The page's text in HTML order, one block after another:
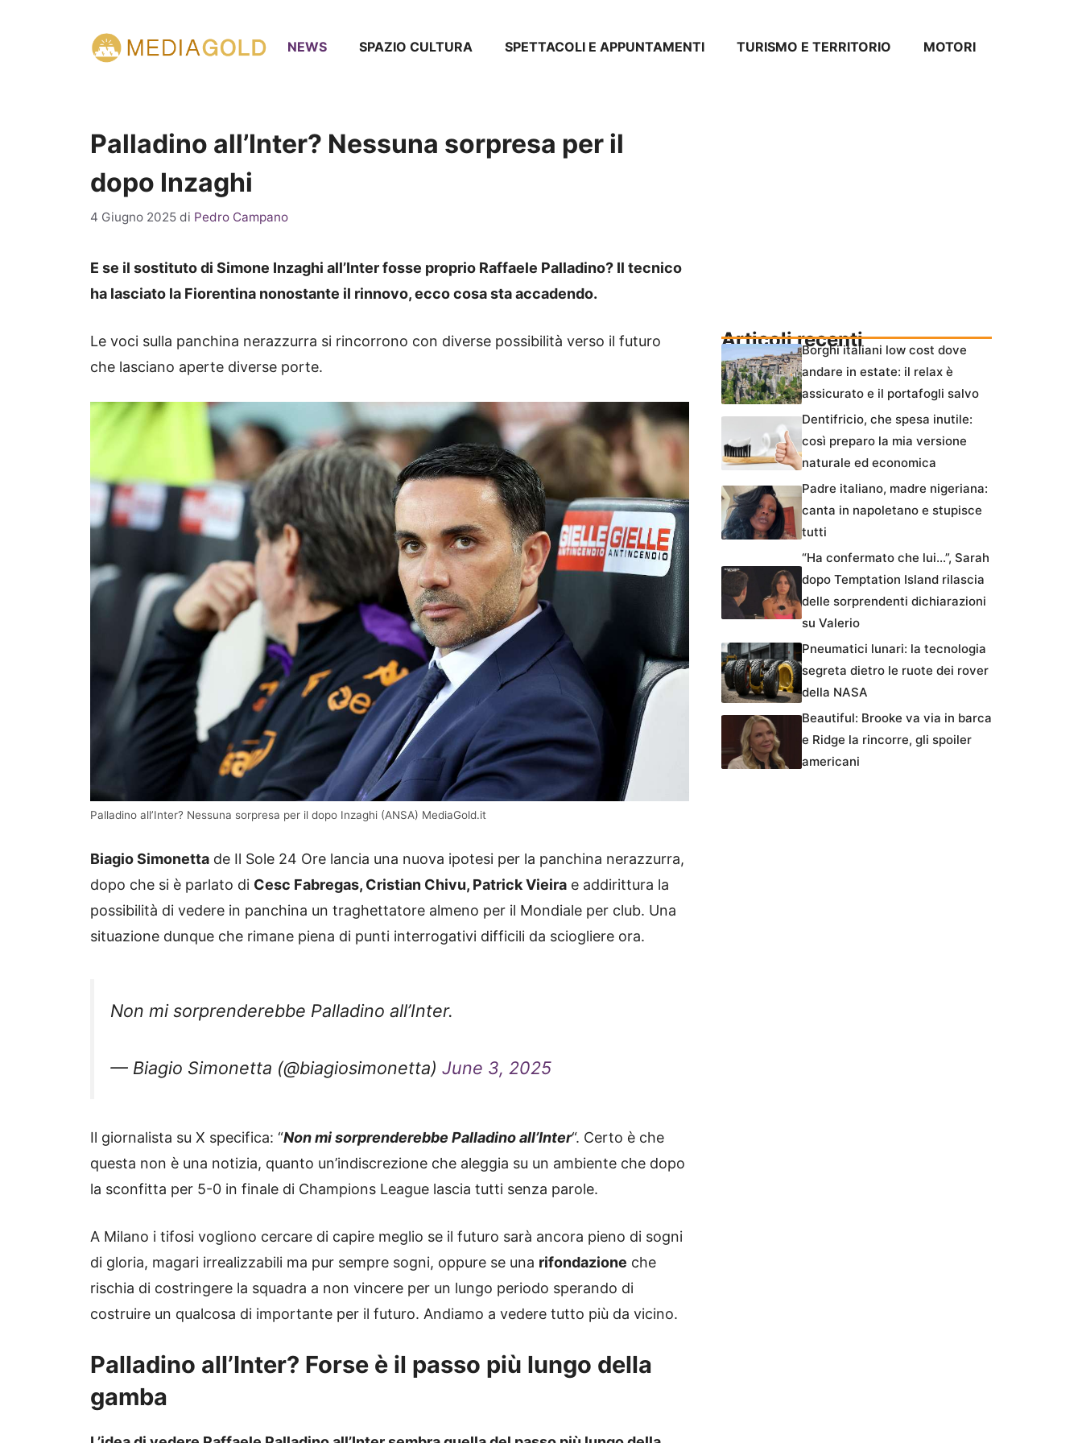
NEWS SPAZIO CULTURA SPETTACOLI E APPUNTAMENTI TURISMO E TERRITORIO MOTORI
Palladino all’Inter? Nessuna sorpresa per il
dopo Inzaghi
4 Giugno 2025 di Pedro Campano
E se il sostituto di Simone Inzaghi all’Inter fosse proprio Raffaele Palladino? Il tecnico
ha lasciato la Fiorentina nonostante il rinnovo, ecco cosa sta accadendo.
Le voci sulla panchina nerazzurra si rincorrono con diverse possibilità verso il futuro
che lasciano aperte diverse porte.
Palladino all’Inter? Nessuna sorpresa per il dopo Inzaghi (ANSA) MediaGold.it
Biagio Simonetta de Il Sole 24 Ore lancia una nuova ipotesi per la panchina nerazzurra,
dopo che si è parlato di Cesc Fabregas, Cristian Chivu, Patrick Vieira e addirittura la
possibilità di vedere in panchina un traghettatore almeno per il Mondiale per club. Una
situazione dunque che rimane piena di punti interrogativi difficili da sciogliere ora.
Non mi sorprenderebbe Palladino all’Inter.
— Biagio Simonetta (@biagiosimonetta) June 3, 2025
Il giornalista su X specifica: “Non mi sorprenderebbe Palladino all’Inter “. Certo è che
questa non è una notizia, quanto un’indiscrezione che aleggia su un ambiente che dopo
la sconfitta per 5-0 in finale di Champions League lascia tutti senza parole.
A Milano i tifosi vogliono cercare di capire meglio se il futuro sarà ancora pieno di sogni
di gloria, magari irrealizzabili ma pur sempre sogni, oppure se una
rifondazione
che
rischia di costringere la squadra a non vincere per un lungo periodo sperando di
costruire un qualcosa di importante per il futuro. Andiamo a vedere tutto più da vicino.
Palladino all’Inter? Forse è il passo più lungo della
gamba
L’idea di vedere Raffaele Palladino all’Inter sembra quella del passo più lungo della
Articoli recentiBorghi italiani low cost dove
andare in estate: il relax è
assicurato e il portafogli salvo
Dentifricio, che spesa inutile:
così preparo la mia versione
naturale ed economica
Padre italiano, madre nigeriana:
canta in napoletano e stupisce
tutti
“Ha confermato che lui…”, Sarah
dopo Temptation Island rilascia
delle sorprendenti dichiarazioni
su Valerio
Pneumatici lunari: la tecnologia
segreta dietro le ruote dei rover
della NASA
Beautiful: Brooke va via in barca
e Ridge la rincorre, gli spoiler
americani